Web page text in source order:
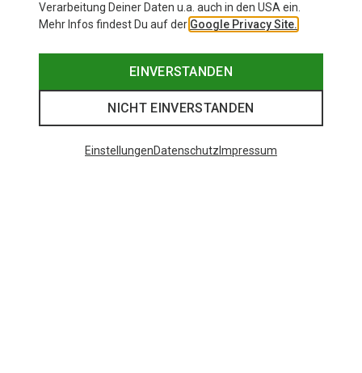
Verarbeitung Deiner Daten u.a. auch in den USA ein.
Mehr Infos findest Du auf der Google Privacy Site.
EINVERSTANDEN
NICHT EINVERSTANDEN
EinstellungenDatenschutz Impressum